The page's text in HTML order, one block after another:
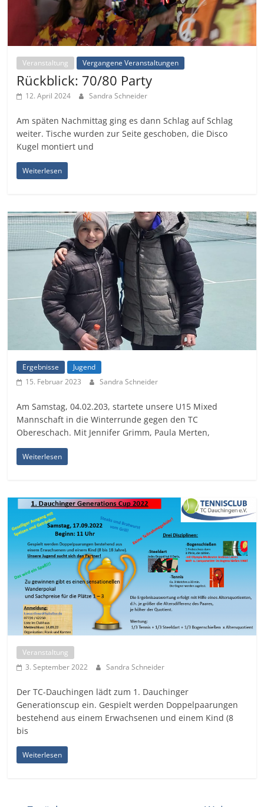
Veranstaltung Vergangene Veranstaltungen
Rückblick: 70/80 Party
12. April 2024 Sandra Schneider
Am späten Nachmittag ging es dann Schlag auf Schlag
weiter. Tische wurden zur Seite geschoben, die Disco
Kugel montiert und
Weiterlesen
Ergebnisse
Jugend
15. Februar 2023
Sandra Schneider
Am Samstag, 04.02.203, startete unsere U15 Mixed
Mannschaft in die Winterrunde gegen den TC
Obereschach. Mit Jennifer Grimm, Paula Merten,
Weiterlesen
Veranstaltung
3. September 2022
Sandra Schneider
Der TC-Dauchingen lädt zum 1. Dauchinger
Generationscup ein. Gespielt werden Doppelpaarungen
bestehend aus einem Erwachsenen und einem Kind (8
bis
Weiterlesen